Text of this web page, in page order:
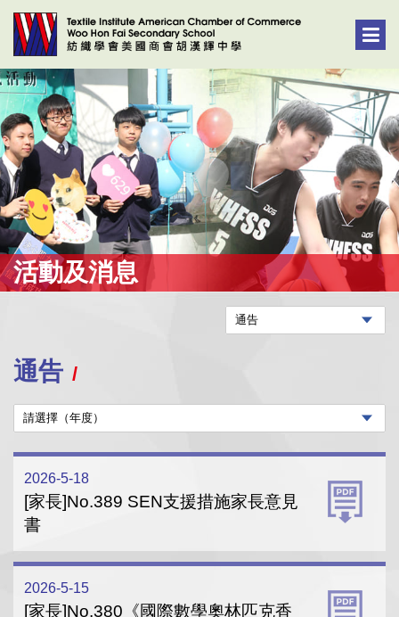
活動及消息
通告
2026-5-18
[家長]No.389 SEN支援措施家長意見
書
2026-5-15
[家長]No.380《國際數學奧林匹克香